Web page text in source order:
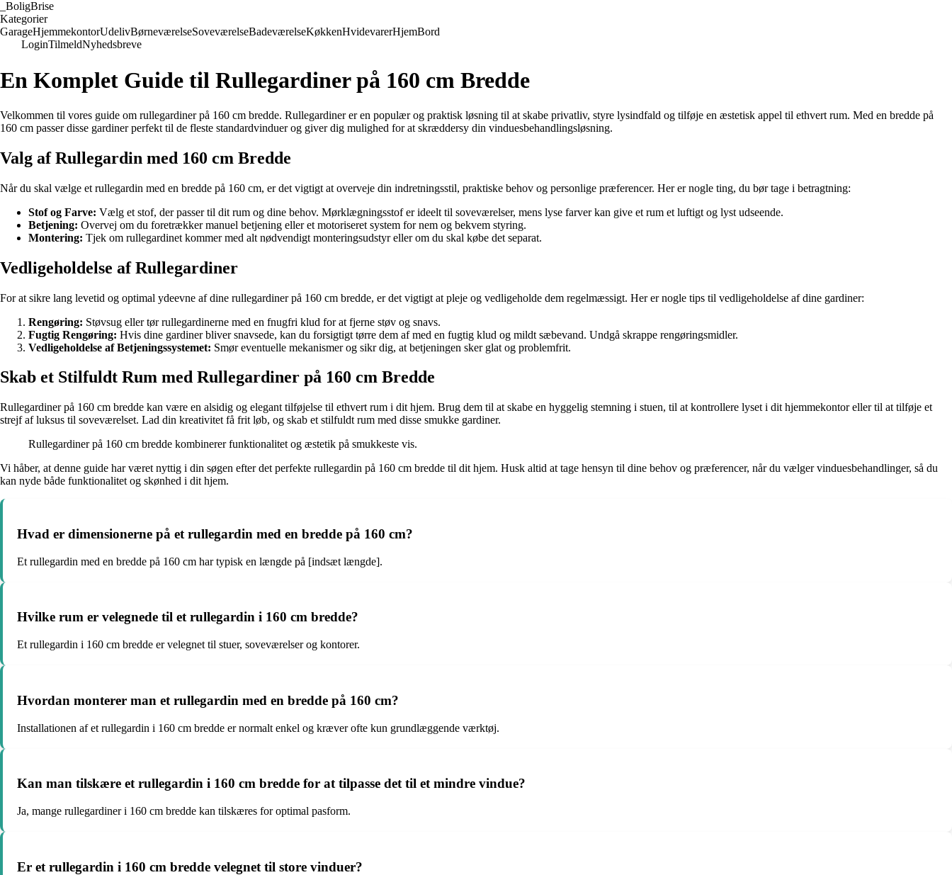
BoligBrise
Kategorier
GarageHjemmekontorUdelivBørneværelseSoveværelseBadeværelseKøkkenHvidevarerHjemBord
LoginTilmeldNyhedsbreve
En Komplet Guide til Rullegardiner på 160 cm Bredde
Velkommen til vores guide om rullegardiner på 160 cm bredde. Rullegardiner er en populær og praktisk løsning til at skabe privatliv, styre lysindfald og tilføje en æstetisk appel til ethvert rum. Med en bredde på
160 cm passer disse gardiner perfekt til de fleste standardvinduer og giver dig mulighed for at skræddersy din vinduesbehandlingsløsning.
Valg af Rullegardin med 160 cm Bredde
Når du skal vælge et rullegardin med en bredde på 160 cm, er det vigtigt at overveje din indretningsstil, praktiske behov og personlige præferencer. Her er nogle ting, du bør tage i betragtning:
Stof og Farve: Vælg et stof, der passer til dit rum og dine behov. Mørklægningsstof er ideelt til soveværelser, mens lyse farver kan give et rum et luftigt og lyst udseende.
Betjening: Overvej om du foretrækker manuel betjening eller et motoriseret system for nem og bekvem styring.
Montering: Tjek om rullegardinet kommer med alt nødvendigt monteringsudstyr eller om du skal købe det separat.
Vedligeholdelse af Rullegardiner
For at sikre lang levetid og optimal ydeevne af dine rullegardiner på 160 cm bredde, er det vigtigt at pleje og vedligeholde dem regelmæssigt. Her er nogle tips til vedligeholdelse af dine gardiner:
Rengøring: Støvsug eller tør rullegardinerne med en fnugfri klud for at fjerne støv og snavs.
Fugtig Rengøring: Hvis dine gardiner bliver snavsede, kan du forsigtigt tørre dem af med en fugtig klud og mildt sæbevand. Undgå skrappe rengøringsmidler.
Vedligeholdelse af Betjeningssystemet: Smør eventuelle mekanismer og sikr dig, at betjeningen sker glat og problemfrit.
Skab et Stilfuldt Rum med Rullegardiner på 160 cm Bredde
Rullegardiner på 160 cm bredde kan være en alsidig og elegant tilføjelse til ethvert rum i dit hjem. Brug dem til at skabe en hyggelig stemning i stuen, til at kontrollere lyset i dit hjemmekontor eller til at tilføje et
strejf af luksus til soveværelset. Lad din kreativitet få frit løb, og skab et stilfuldt rum med disse smukke gardiner.
Rullegardiner på 160 cm bredde kombinerer funktionalitet og æstetik på smukkeste vis.
Vi håber, at denne guide har været nyttig i din søgen efter det perfekte rullegardin på 160 cm bredde til dit hjem. Husk altid at tage hensyn til dine behov og præferencer, når du vælger vinduesbehandlinger, så du
kan nyde både funktionalitet og skønhed i dit hjem.
Hvad er dimensionerne på et rullegardin med en bredde på 160 cm?
Et rullegardin med en bredde på 160 cm har typisk en længde på [indsæt længde].
Hvilke rum er velegnede til et rullegardin i 160 cm bredde?
Et rullegardin i 160 cm bredde er velegnet til stuer, soveværelser og kontorer.
Hvordan monterer man et rullegardin med en bredde på 160 cm?
Installationen af et rullegardin i 160 cm bredde er normalt enkel og kræver ofte kun grundlæggende værktøj.
Kan man tilskære et rullegardin i 160 cm bredde for at tilpasse det til et mindre vindue?
Ja, mange rullegardiner i 160 cm bredde kan tilskæres for optimal pasform.
Er et rullegardin i 160 cm bredde velegnet til store vinduer?